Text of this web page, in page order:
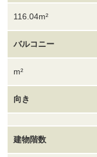
116.04m²
バルコニー
m²
向き
建物階数